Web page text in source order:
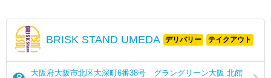
BRISK STAND UMEDA デリバリー テイクアウト
大阪府大阪市北区大深町6番38号 グラングリーン大阪 北館